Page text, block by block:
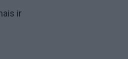
ir